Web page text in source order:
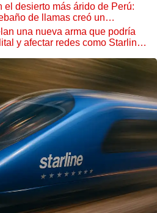
el desierto más árido de Perú:
de llamas creó un
una nueva arma que podría
y afectar redes como Starlink